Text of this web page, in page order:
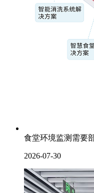
食堂环境监测需要
2026-07-30